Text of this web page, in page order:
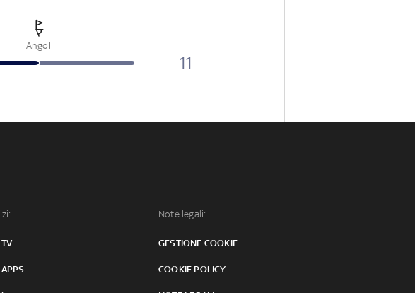
Angoli
11
Note legali:
GESTIONE COOKIE
COOKIE POLICY